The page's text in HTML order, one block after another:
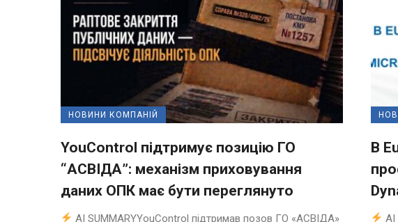
НОВИНИ КОМПАНІЙ
YouControl підтримує позицію ГО
“АСВІДА”: механізм приховування
даних ОПК має бути переглянуто
AI SUMMARYYouControl підтримав позов ГО «АСВІДА»
В
AI